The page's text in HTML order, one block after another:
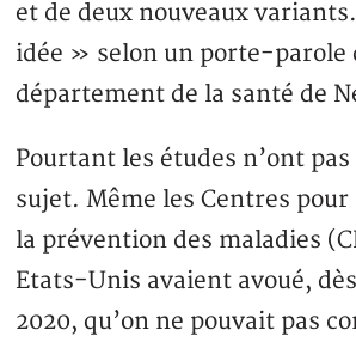
et de deux nouveaux
idée » selon un porte-parole
département de la santé de
Pourtant les études n’ont
sujet. Même les Centres
la prévention des maladies
Etats-Unis avaient avoué,
2020, qu’on ne pouvait pas